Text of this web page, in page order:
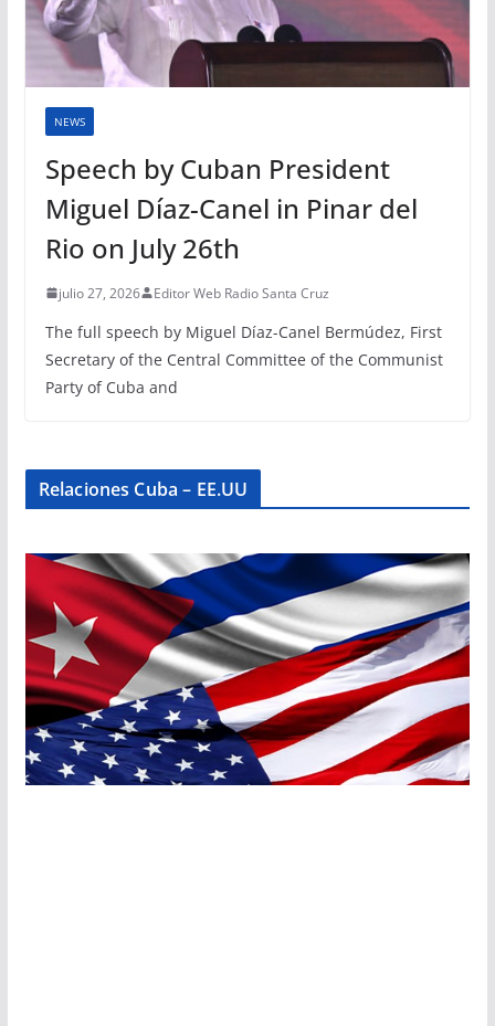
NEWS
Speech by Cuban President
Miguel Díaz-Canel in Pinar del
Rio on July 26th
julio 27, 2026 Editor Web Radio Santa Cruz
The full speech by Miguel Díaz-Canel Bermúdez, First
Secretary of the Central Committee of the Communist
Party of Cuba and
Relaciones Cuba – EE.UU